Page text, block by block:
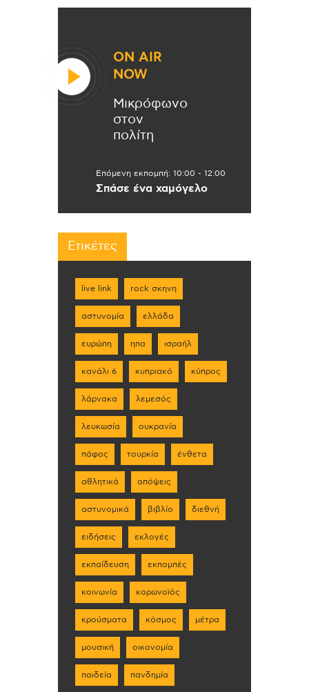
ON AIR
NOW
Μικρόφωνο
στον
πολίτη
Επόμενη εκπομπή: 10:00 - 12:00
Σπάσε ένα χαμόγελο
Ετικέτες
live link rock σκηνη
αστυνομία ελλάδα
ευρώπη ηπα ισραήλ
κανάλι 6 κυπριακό κύπρος
λάρνακα λεμεσός
λευκωσία ουκρανία
πάφος τουρκία ένθετα
αθλητικά απόψεις
αστυνομικά βιβλίο διεθνή
ειδήσεις εκλογές
εκπαίδευση εκπομπές
κοινωνία κορωνοϊός
κρούσματα κόσμος μέτρα
μουσική οικονομία
παιδεία πανδημία